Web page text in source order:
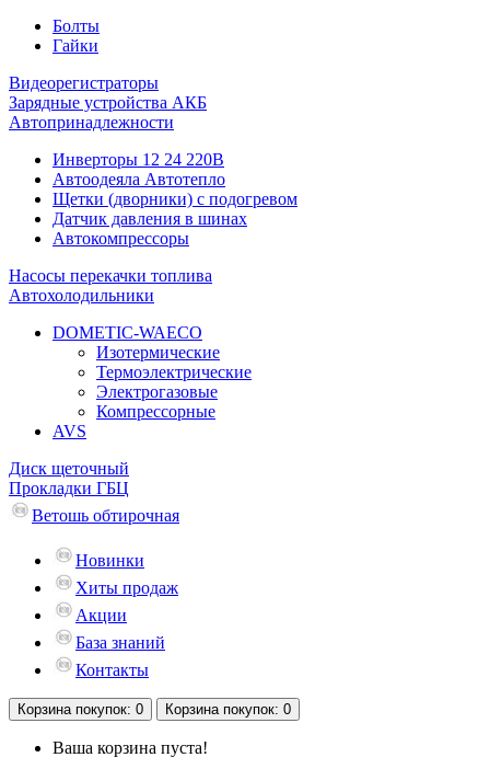
Болты
Гайки
Видеорегистраторы
Зарядные устройства АКБ
Автопринадлежности
Инверторы 12 24 220В
Автоодеяла Автотепло
Щетки (дворники) с подогревом
Датчик давления в шинах
Автокомпрессоры
Насосы перекачки топлива
Автохолодильники
DOMETIC-WAECO
Изотермические
Термоэлектрические
Электрогазовые
Компрессорные
AVS
Диск щеточный
Прокладки ГБЦ
Ветошь обтирочная
Новинки
Хиты продаж
Акции
База знаний
Контакты
Корзина покупок: 0 Корзина покупок: 0
Ваша корзина пуста!